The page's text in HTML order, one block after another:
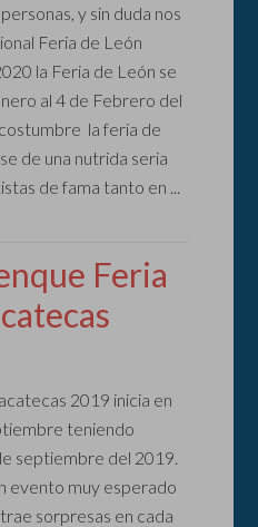
y sin duda nos
Feria de León
la Feria de León se
al 4 de Febrero del
la feria de
de una nutrida seria
de fama tanto en ...
Feria
2019 inicia en
teniendo
septiembre del 2019.
evento muy esperado
sorpresas en cada